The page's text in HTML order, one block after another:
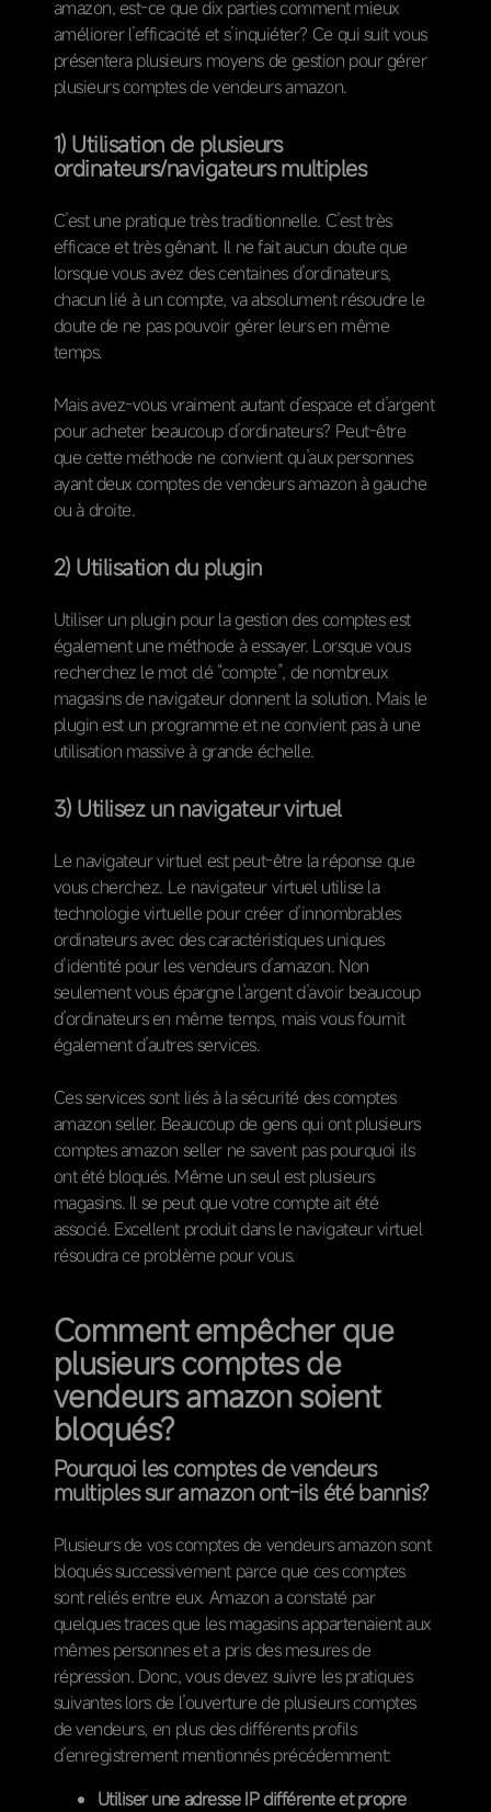
amazon, est-ce que dix parties comment mieux
améliorer l’efficacité et s’inquiéter? Ce qui suit vous
présentera plusieurs moyens de gestion pour gérer
plusieurs comptes de vendeurs amazon.
1) Utilisation de plusieurs
ordinateurs/navigateurs multiples
C’est une pratique très traditionnelle. C’est très
efficace et très gênant. Il ne fait aucun doute que
lorsque vous avez des centaines d’ordinateurs,
chacun lié à un compte, va absolument résoudre le
doute de ne pas pouvoir gérer leurs en même
temps.
Mais avez-vous vraiment autant d’espace et d’argent
pour acheter beaucoup d’ordinateurs? Peut-être
que cette méthode ne convient qu’aux personnes
ayant deux comptes de vendeurs amazon à gauche
ou à droite.
2) Utilisation du plugin
Utiliser un plugin pour la gestion des comptes est
également une méthode à essayer. Lorsque vous
recherchez le mot clé “compte”, de nombreux
magasins de navigateur donnent la solution. Mais le
plugin est un programme et ne convient pas à une
utilisation massive à grande échelle.
3) Utilisez un navigateur virtuel
Le navigateur virtuel est peut-être la réponse que
vous cherchez. Le navigateur virtuel utilise la
technologie virtuelle pour créer d’innombrables
ordinateurs avec des caractéristiques uniques
d’identité pour les vendeurs d’amazon. Non
seulement vous épargne l’argent d’avoir beaucoup
d’ordinateurs en même temps, mais vous fournit
également d’autres services.
Ces services sont liés à la sécurité des comptes
amazon seller. Beaucoup de gens qui ont plusieurs
comptes amazon seller ne savent pas pourquoi ils
ont été bloqués. Même un seul est plusieurs
magasins. Il se peut que votre compte ait été
associé. Excellent produit dans le navigateur virtuel
résoudra ce problème pour vous.
Comment empêcher que
plusieurs comptes de
vendeurs amazon soient
bloqués?
Pourquoi les comptes de vendeurs
multiples sur amazon ont-ils été bannis?
Plusieurs de vos comptes de vendeurs amazon sont
bloqués successivement parce que ces comptes
sont reliés entre eux. Amazon a constaté par
quelques traces que les magasins appartenaient aux
mêmes personnes et a pris des mesures de
répression. Donc, vous devez suivre les pratiques
suivantes lors de l’ouverture de plusieurs comptes
de vendeurs, en plus des différents profils
d’enregistrement mentionnés précédemment:
Utiliser une adresse IP différente et propre